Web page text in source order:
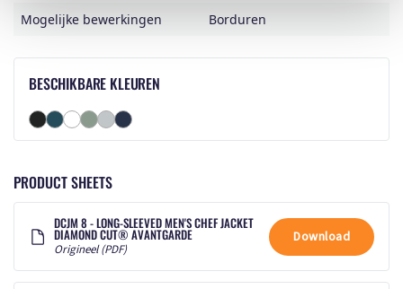
Mogelijke bewerkingen
Borduren
BESCHIKBARE KLEUREN
PRODUCT SHEETS
DCJM 8 - LONG-SLEEVED MEN'S CHEF JACKET
DIAMOND CUT® AVANTGARDE
Origineel (PDF)
Download